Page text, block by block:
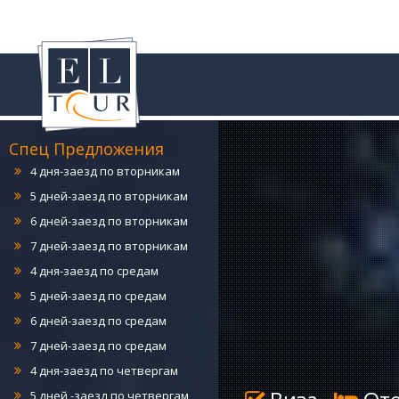
Спец Предложения
4 дня-заезд по понедельникам
5 дней-заезд по понедельникам
6 дней-заезд по понедельникам
7 дней-заезд по понедельникам
4 дня-заезд по вторникам